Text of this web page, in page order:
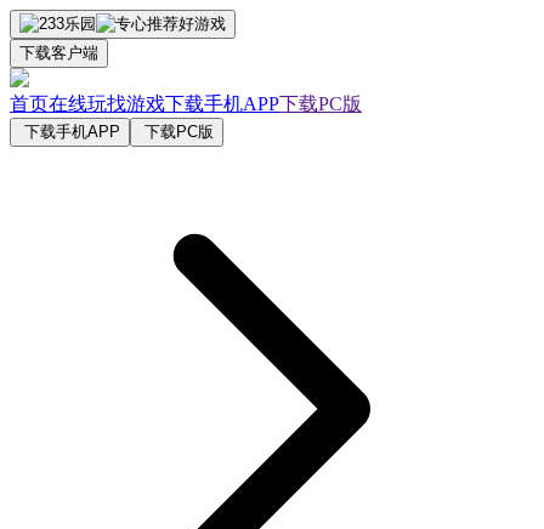
下载客户端
首页在线玩找游戏下载手机APP下载PC版
下载手机APP 下载PC版